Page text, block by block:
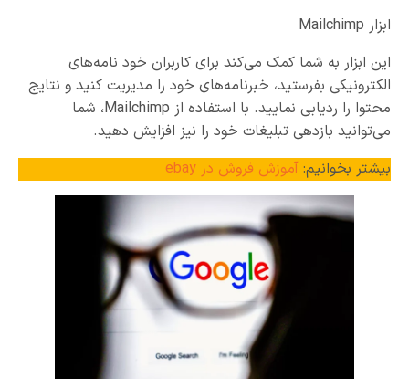
ابزار Mailchimp
این ابزار به شما کمک می‌کند برای کاربران خود نامه‌های
الکترونیکی بفرستید، خبرنامه‌های خود را مدیریت کنید و نتایج
محتوا را ردیابی نمایید. با استفاده از Mailchimp، شما
می‌توانید بازدهی تبلیغات خود را نیز افزایش دهید.
بیشتر بخوانیم: آموزش فروش در ebay